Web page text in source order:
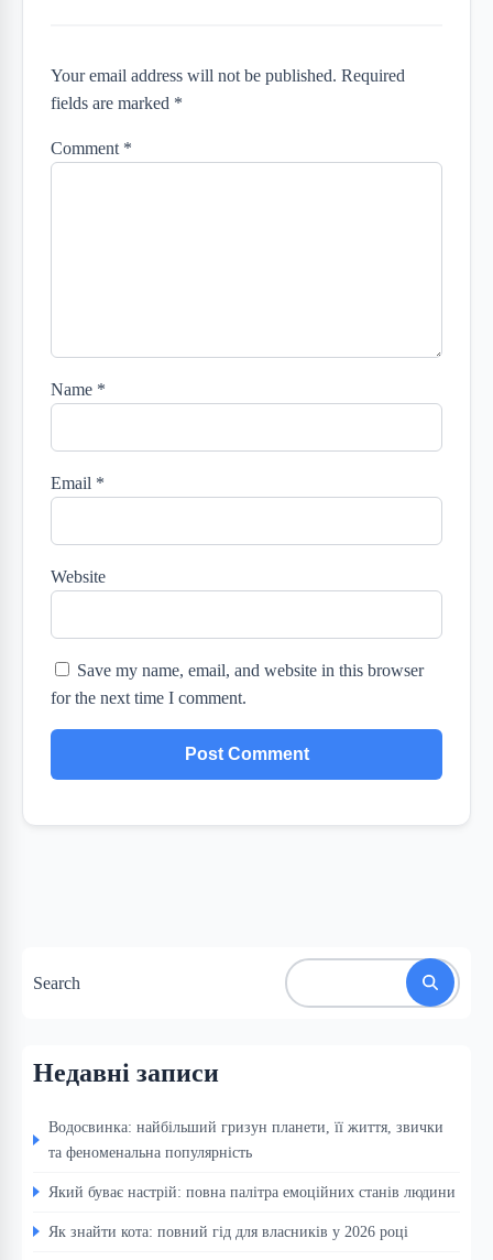
Your email address will not be published. Required
fields are marked *
Comment *
Name *
Email *
Website
Save my name, email, and website in this browser
for the next time I comment.
Search
Недавні записи
Водосвинка: найбільший гризун планети, її життя, звички
та феноменальна популярність
Який буває настрій: повна палітра емоційних станів людини
Як знайти кота: повний гід для власників у 2026 році